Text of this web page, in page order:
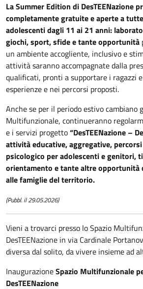
La Summer Edition di DesTEENazione
completamente gratuite e aperte a
adolescenti dagli 11 ai 21 anni:
giochi, sport, sfide e tante opportunità
un ambiente accogliente, inclusivo e
attività saranno accompagnate dalla
qualificati, pronti a supportare i ragazzi
esperienze e nei percorsi proposti.
Anche se per il periodo estivo cambiano
Multifunzionale, continueranno
e i servizi progetto“DesTEENazione –
attività educative, aggregative,
psicologico per adolescenti e genitori,
orientamento e tante altre opportunità
alle famiglie del territorio.
(Pubbl. il 29.05.2026)
Vieni a trovarci presso lo Spazio
DesTEENazione in via Cardinale
diversa dal solito, da vivere insieme ad
InaugurazioneSpazio Multifunzionale
DesTEENazione